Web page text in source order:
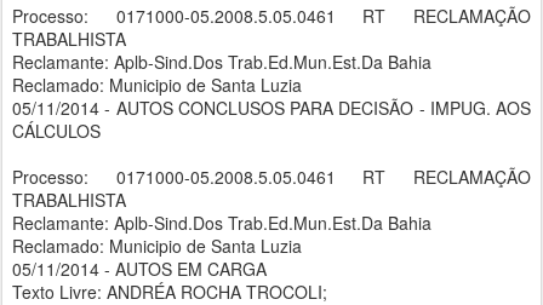
Processo: 0171000-05.2008.5.05.0461 RT RECLAMAÇÃO
TRABALHISTA
Reclamante: Aplb-Sind.Dos Trab.Ed.Mun.Est.Da Bahia
Reclamado: Municipio de Santa Luzia
05/11/2014 - AUTOS CONCLUSOS PARA DECISÃO - IMPUG. AOS
CÁLCULOS
Processo: 0171000-05.2008.5.05.0461 RT RECLAMAÇÃO
TRABALHISTA
Reclamante: Aplb-Sind.Dos Trab.Ed.Mun.Est.Da Bahia
Reclamado: Municipio de Santa Luzia
05/11/2014 - AUTOS EM CARGA
Texto Livre: ANDRÉA ROCHA TROCOLI;